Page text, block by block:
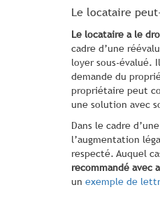
Le locataire
Le locataire a le
cadre d’une
loyer sous-évalué.
demande du
propriétaire peut
une solution avec
Dans le cadre
l’augmentation
respecté. Auquel
recommandé avec
un exemple de